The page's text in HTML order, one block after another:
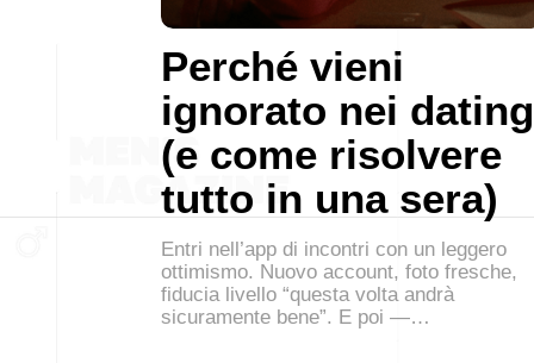
Perché vieni
ignorato nei dating
(e come risolvere
tutto in una sera)
Entri nell’app di incontri con un leggero
ottimismo. Nuovo account, foto fresche,
fiducia livello “questa volta andrà
sicuramente bene”. E poi —…